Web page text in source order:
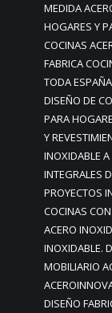
MEDIDA
HOGARES Y
COCINAS
FABRICA
TODA ESPAÑA
DISEÑO DE
PARA
Y
INOXIDABLE
INTEGRALES
PROYECTOS
COCINAS
ACERO
INOXIDABLE.
MOBILIARIO
DISEÑO